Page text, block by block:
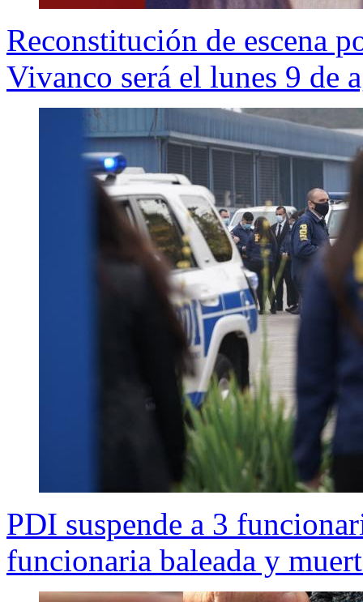
Reconstitución de escena
Vivanco será el lunes 9 de
PDI suspende a 3
funcionaria baleada y